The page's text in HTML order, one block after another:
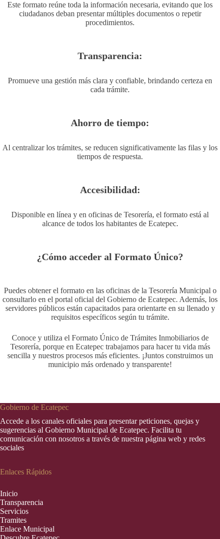
Este formato reúne toda la información necesaria, evitando que los
ciudadanos deban presentar múltiples documentos o repetir
procedimientos.
Transparencia:
Promueve una gestión más clara y confiable, brindando certeza en
cada trámite.
Ahorro de tiempo:
Al centralizar los trámites, se reducen significativamente las filas y los
tiempos de respuesta.
Accesibilidad:
Disponible en línea y en oficinas de Tesorería, el formato está al
alcance de todos los habitantes de Ecatepec.
¿Cómo acceder al Formato Único?
Puedes obtener el formato en las oficinas de la Tesorería Municipal o
consultarlo en el portal oficial del Gobierno de Ecatepec. Además, los
servidores públicos están capacitados para orientarte en su llenado y
requisitos específicos según tu trámite.
Conoce y utiliza el Formato Único de Trámites Inmobiliarios de
Tesorería, porque en Ecatepec trabajamos para hacer tu vida más
sencilla y nuestros procesos más eficientes. ¡Juntos construimos un
municipio más ordenado y transparente!
Gobierno de Ecatepec
Accede a los canales oficiales para presentar peticiones, quejas y
sugerencias al Gobierno Municipal de Ecatepec. Facilita tu
comunicación con nosotros a través de nuestra página web y redes
sociales
Enlaces Rápidos
Inicio
Transparencia
Servicios
Tramites
Enlace Municipal